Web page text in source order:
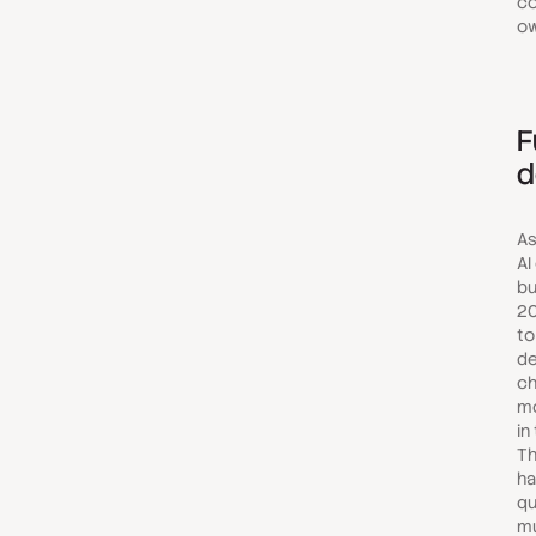
in